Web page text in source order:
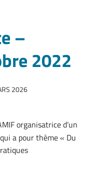
–
2022
2026
organisatrice d’un
qui a pour thème « Du